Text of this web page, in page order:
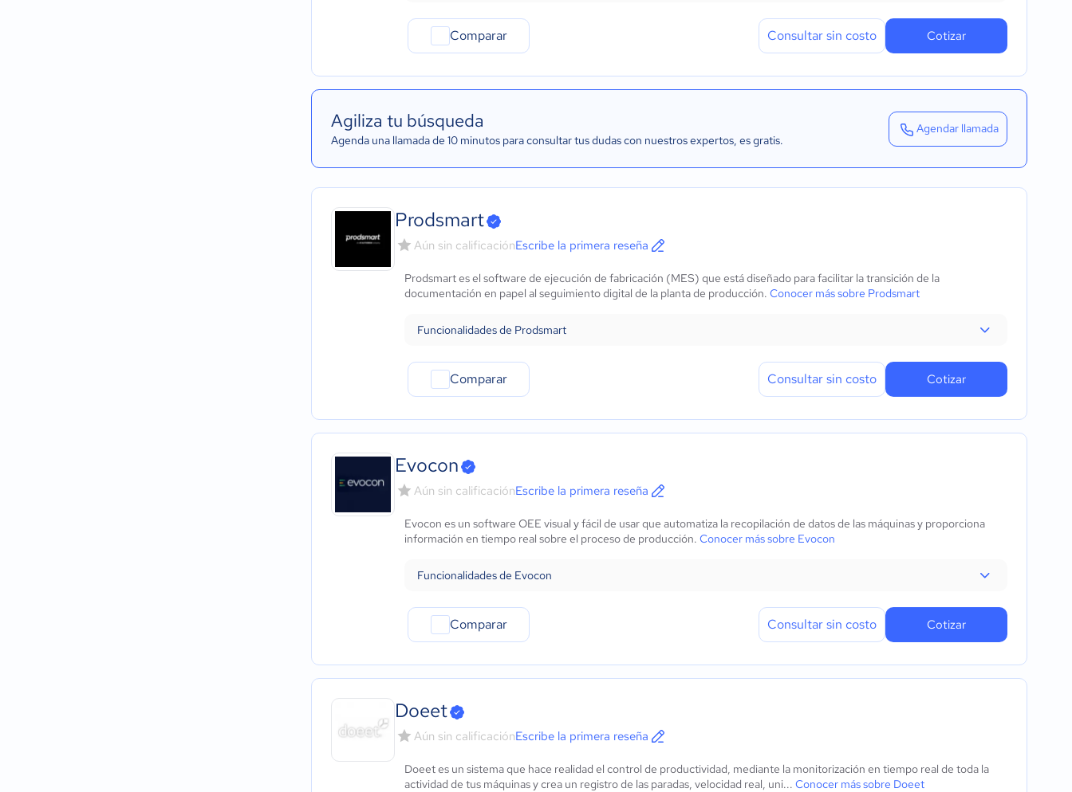
Comparar Consultar sin costo Cotizar
Agiliza tu búsqueda
Agenda una llamada de 10 minutos para consultar tus dudas con nuestros expertos, es gratis.
Agendar llamada
Prodsmart
Aún sin calificaciónEscribe la primera reseña
Prodsmart es el software de ejecución de fabricación (MES) que está diseñado para facilitar la transición de la
documentación en papel al seguimiento digital de la planta de producción. Conocer más sobre Prodsmart
Funcionalidades de Prodsmart
Comparar Consultar sin costo Cotizar
Evocon
Aún sin calificaciónEscribe la primera reseña
Evocon es un software OEE visual y fácil de usar que automatiza la recopilación de datos de las máquinas y proporciona
información en tiempo real sobre el proceso de producción. Conocer más sobre Evocon
Funcionalidades de Evocon
Comparar Consultar sin costo Cotizar
Doeet
Aún sin calificaciónEscribe la primera reseña
Doeet es un sistema que hace realidad el control de productividad, mediante la monitorización en tiempo real de toda la
actividad de tus máquinas y crea un registro de las paradas, velocidad real, uni... Conocer más sobre Doeet